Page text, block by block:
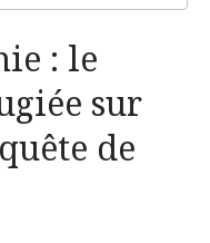
: le
sur
de